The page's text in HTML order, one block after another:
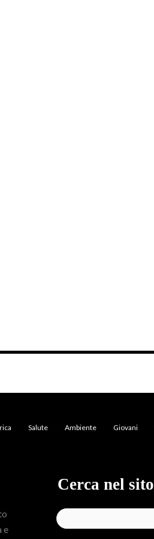
Salute Ambiente Giovani
e
Cerca nel sito